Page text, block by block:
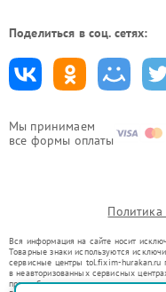
Мы принимаем
все формы оплаты
Поделиться в соц. сетях:
Вся информация на сайте носит
Товарные знаки используются
сервисные центры tol.fixim-hurakan.ru
в неавторизованных сервисных
правообладателями товарных знаков